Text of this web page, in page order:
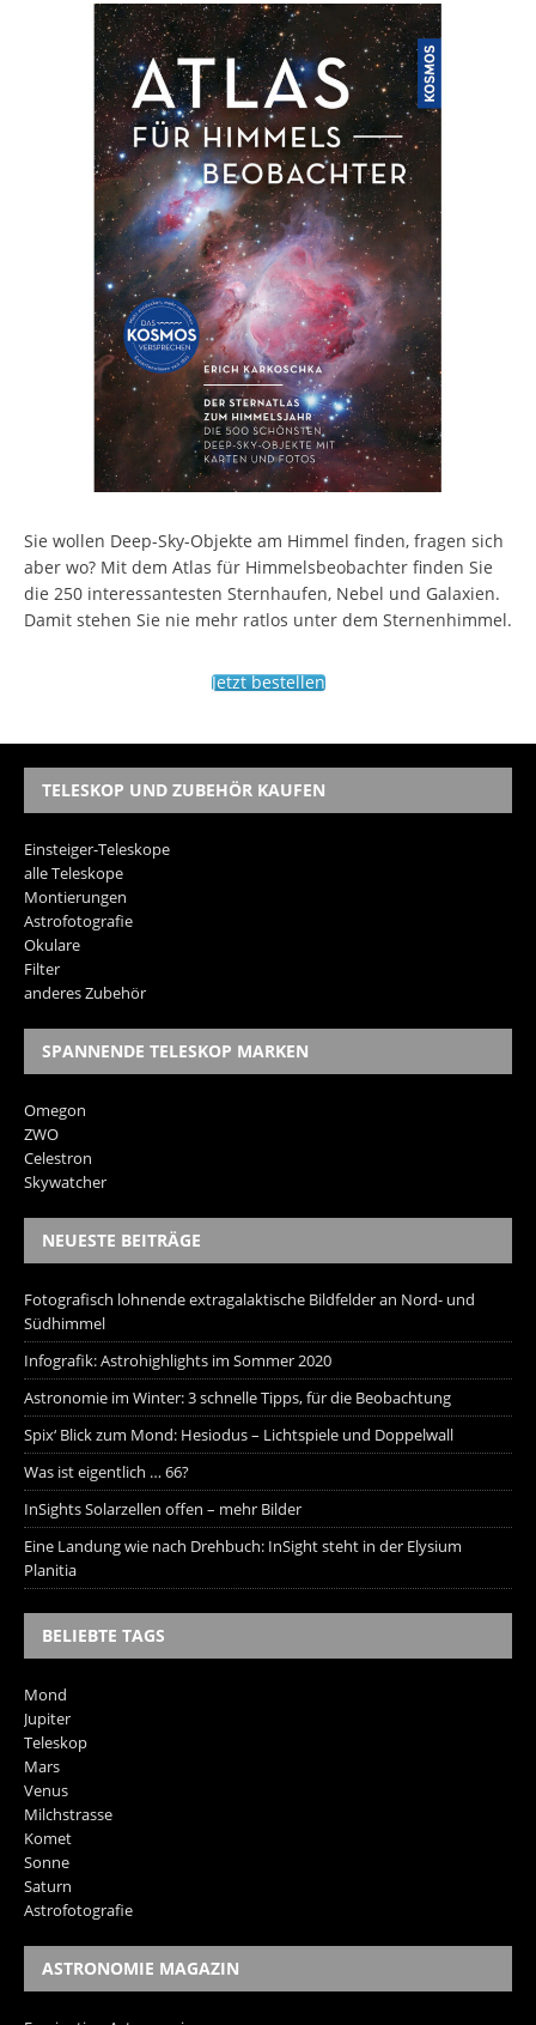
Sie wollen Deep-Sky-Objekte am Himmel finden, fragen sich
aber wo? Mit dem Atlas für Himmelsbeobachter finden Sie
die 250 interessantesten Sternhaufen, Nebel und Galaxien.
Damit stehen Sie nie mehr ratlos unter dem Sternenhimmel.
Jetzt bestellen
TELESKOP UND ZUBEHÖR KAUFEN
Einsteiger-Teleskope
alle Teleskope
Montierungen
Astrofotografie
Okulare
Filter
anderes Zubehör
SPANNENDE TELESKOP MARKEN
Omegon
ZWO
Celestron
Skywatcher
NEUESTE BEITRÄGE
Fotografisch lohnende extragalaktische Bildfelder an Nord- und
Südhimmel
Infografik: Astrohighlights im Sommer 2020
Astronomie im Winter: 3 schnelle Tipps, für die Beobachtung
Spix‘ Blick zum Mond: Hesiodus – Lichtspiele und Doppelwall
Was ist eigentlich … 66?
InSights Solarzellen offen – mehr Bilder
Eine Landung wie nach Drehbuch: InSight steht in der Elysium
Planitia
BELIEBTE TAGS
Mond
Jupiter
Teleskop
Mars
Venus
Milchstrasse
Komet
Sonne
Saturn
Astrofotografie
ASTRONOMIE MAGAZIN